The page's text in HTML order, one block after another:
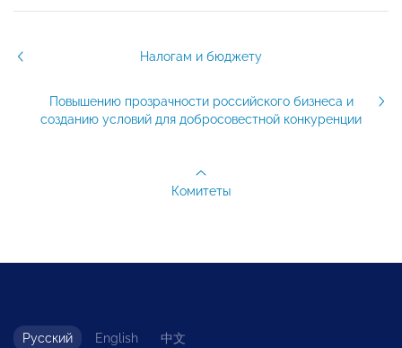
Налогам и бюджету
Повышению прозрачности российского бизнеса и
созданию условий для добросовестной конкуренции
Комитеты
Русский English 中文